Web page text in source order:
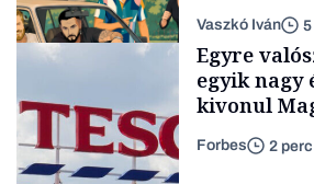
Content Lab HUB
Lista
Vaszkó Iván 5
Egyre
egyik nagy
kivonul
Forbes 2 perc